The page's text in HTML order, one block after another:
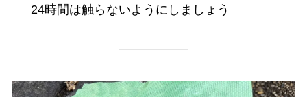
24時間は触らないようにしましょう